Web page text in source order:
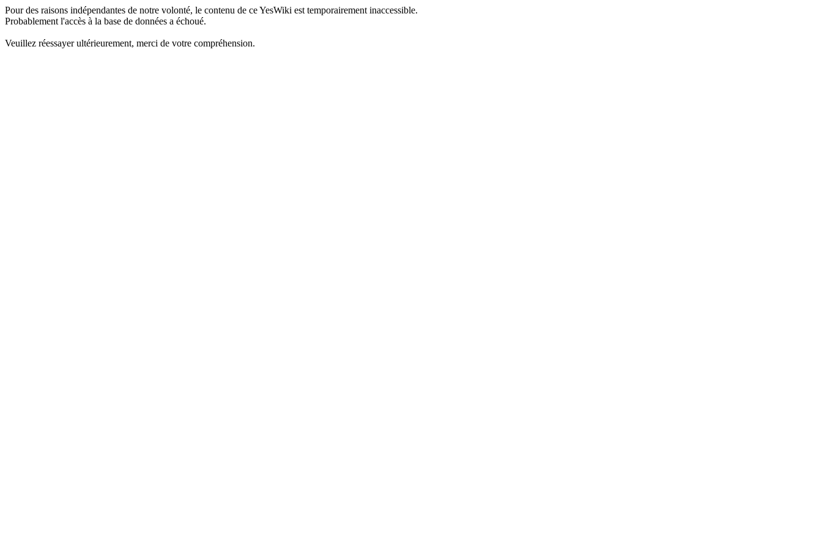
Pour des raisons indépendantes de notre volonté, le contenu de ce YesWiki est temporairement inaccessible.
Probablement l'accès à la base de données a échoué.
Veuillez réessayer ultérieurement, merci de votre compréhension.